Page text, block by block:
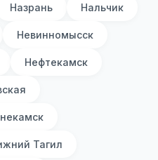
Назрань Нальчик
Невинномысск
Нефтекамск
Тагил